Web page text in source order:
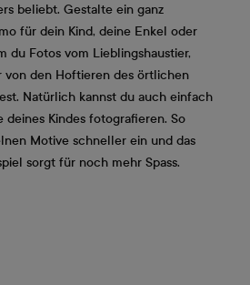
beliebt. Gestalte ein ganz
für dein Kind, deine Enkel oder
du Fotos vom Lieblingshaustier,
von den Hoftieren des örtlichen
Natürlich kannst du auch einfach
Kindes fotografieren. So
Motive schneller ein und das
sorgt für noch mehr Spass.